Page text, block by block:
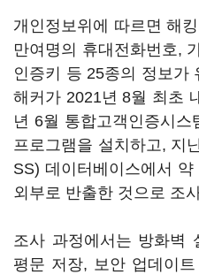
개인정보위에 따르면 해
만여명의 휴대전화번호,
인증키 등 25종의 정보가
해커가 2021년 8월 최초
년 6월 통합고객인증시
프로그램을 설치하고, 지
SS) 데이터베이스에서
외부로 반출한 것으로 조
조사 과정에서는 방화벽
평문 저장, 보안 업데이